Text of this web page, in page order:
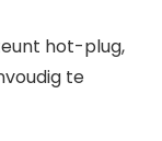
hot-plug,
te